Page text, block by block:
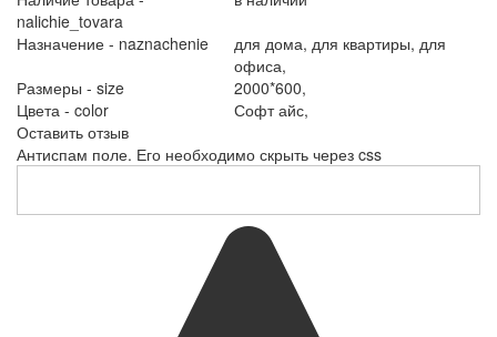
nalichie_tovara
Назначение - naznachenie
для дома, для квартиры, для
офиса,
Размеры - size
2000*600,
Цвета - color
Софт айс,
Оставить отзыв
Антиспам поле. Его необходимо скрыть через css